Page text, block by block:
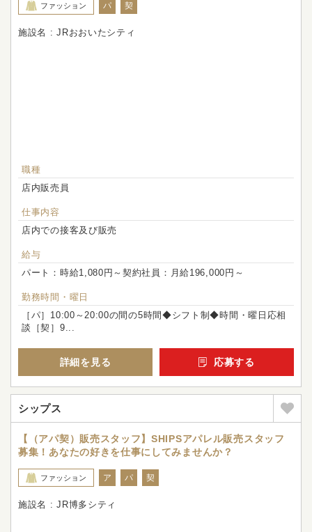
ファッション パ 契
施設名 : JRおおいたシティ
職種
店内販売員
仕事内容
店内での接客及び販売
給与
パート：時給1,080円～契約社員：月給196,000円～
勤務時間・曜日
［パ］10:00～20:00の間の5時間◆シフト制◆時間・曜日応相
談［契］9...
詳細を見る 応募する
シップス
【（アパ契）販売スタッフ】SHIPSアパレル販売スタッフ
募集！あなたの好きを仕事にしてみませんか？
ファッション ア パ 契
施設名 : JR博多シティ